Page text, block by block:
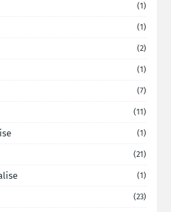
(1)
(1)
(2)
(1)
(7)
(11)
(1)
(21)
(1)
(23)